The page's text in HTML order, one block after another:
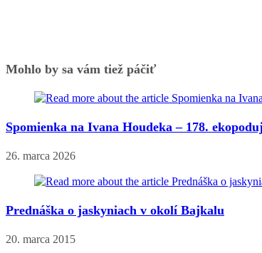
Mohlo by sa vám tiež páčiť
Spomienka na Ivana Houdeka – 178.
26. marca 2026
Prednáška o jaskyniach v okolí Bajkalu
20. marca 2015